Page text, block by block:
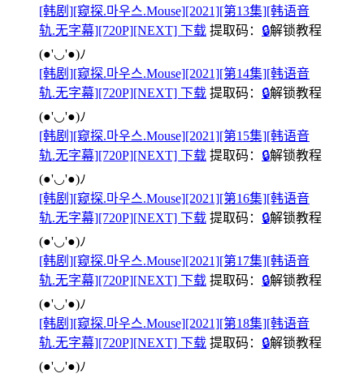
[韩剧][窥探.마우스.Mouse][2021][第13集][韩语音
轨.无字幕][720P][NEXT] 下载 提取码： 🔒解锁教程
(●'◡'●)ﾉ
[韩剧][窥探.마우스.Mouse][2021][第14集][韩语音
轨.无字幕][720P][NEXT] 下载 提取码： 🔒解锁教程
(●'◡'●)ﾉ
[韩剧][窥探.마우스.Mouse][2021][第15集][韩语音
轨.无字幕][720P][NEXT] 下载 提取码： 🔒解锁教程
(●'◡'●)ﾉ
[韩剧][窥探.마우스.Mouse][2021][第16集][韩语音
轨.无字幕][720P][NEXT] 下载 提取码： 🔒解锁教程
(●'◡'●)ﾉ
[韩剧][窥探.마우스.Mouse][2021][第17集][韩语音
轨.无字幕][720P][NEXT] 下载 提取码： 🔒解锁教程
(●'◡'●)ﾉ
[韩剧][窥探.마우스.Mouse][2021][第18集][韩语音
轨.无字幕][720P][NEXT] 下载 提取码： 🔒解锁教程
(●'◡'●)ﾉ